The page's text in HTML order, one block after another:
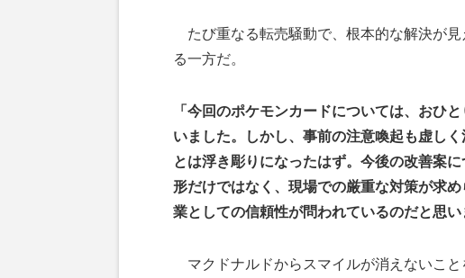
たび重なる転売騒動で、根本的な解決が
る一方だ。
「今回のポケモンカードについては、おひ
いました。しかし、事前の注意喚起も虚し
とは浮き彫りになったはず。今後の改善案
形だけではなく、現場での厳重な対策が求
業としての信頼性が問われているのだと思い
マクドナルドからスマイルが消えないこと